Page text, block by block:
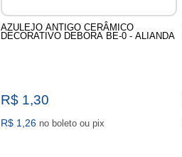
AZULEJO ANTIGO CERÂMICO
DECORATIVO DEBORA BE-0 - ALIANDA
R$ 1,30
R$ 1,26 no boleto ou pix